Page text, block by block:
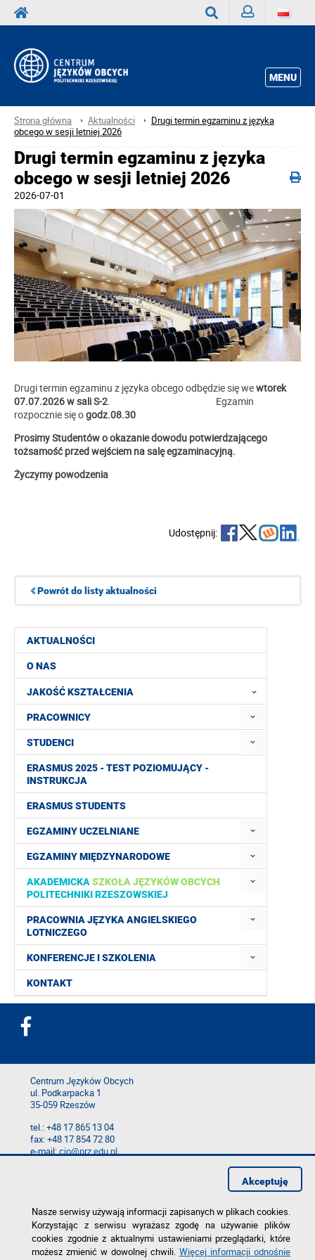
MENU
Strona główna Aktualności
Drugi termin egzaminu z języka
obcego w sesji letniej 2026
AKTUALNOŚCI
O NAS
JAKOŚĆ KSZTAŁCENIA
PRACOWNICY
STUDENCI
ERASMUS 2025 - TEST POZIOMUJĄCY -
INSTRUKCJA
ERASMUS STUDENTS
EGZAMINY UCZELNIANE
EGZAMINY MIĘDZYNARODOWE
AKADEMICKA SZKOŁA JĘZYKÓW OBCYCH
POLITECHNIKI RZESZOWSKIEJ
PRACOWNIA JĘZYKA ANGIELSKIEGO
LOTNICZEGO
KONFERENCJE I SZKOLENIA
KONTAKT
Drugi termin egzaminu z języka
obcego w sesji letniej 2026
2026-07-01
Drugi termin egzaminu z języka obcego odbędzie się wewtorek
07.07.2026 w sali S-2. Egzamin
rozpocznie się ogodz.08.30
Prosimy Studentów o okazanie dowodu potwierdzającego
tożsamość przed wejściem na salę egzaminacyjną.
Życzymy powodzenia
Udostępnij:
Powrót do listy aktualności
Centrum Języków Obcych
ul. Podkarpacka 1
35-059 Rzeszów
tel.: +48 17 865 13 04
fax: +48 17 854 72 80
e-mail:cjo@prz.edu.pl
Zgłoś błąd na stronie
Nasze serwisy używają informacji zapisanych w plikach cookies.
Korzystając z serwisu wyrażasz zgodę na używanie plików
cookies zgodnie z aktualnymi ustawieniami przeglądarki, które
możesz zmienić w dowolnej chwili. Więcej informacji odnośnie
Akceptuję